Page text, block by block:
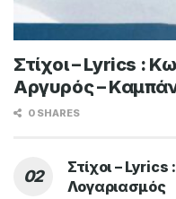
Στίχοι – Lyrics :
Αργυρός –
0 SHARES
Στίχοι – Lyrics
Λογαριασμός